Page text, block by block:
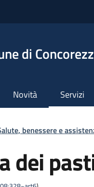
di
Novità Servizi
pane
benessere e
dei